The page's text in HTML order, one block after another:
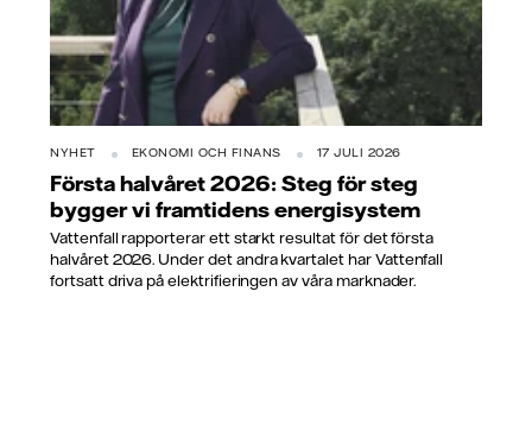
NYHET EKONOMI OCH FINANS 17 JULI 2026
Första halvåret 2026: Steg för steg
bygger vi framtidens energisystem
Vattenfall rapporterar ett starkt resultat för det första
halvåret 2026. Under det andra kvartalet har Vattenfall
fortsatt driva på elektrifieringen av våra marknader.